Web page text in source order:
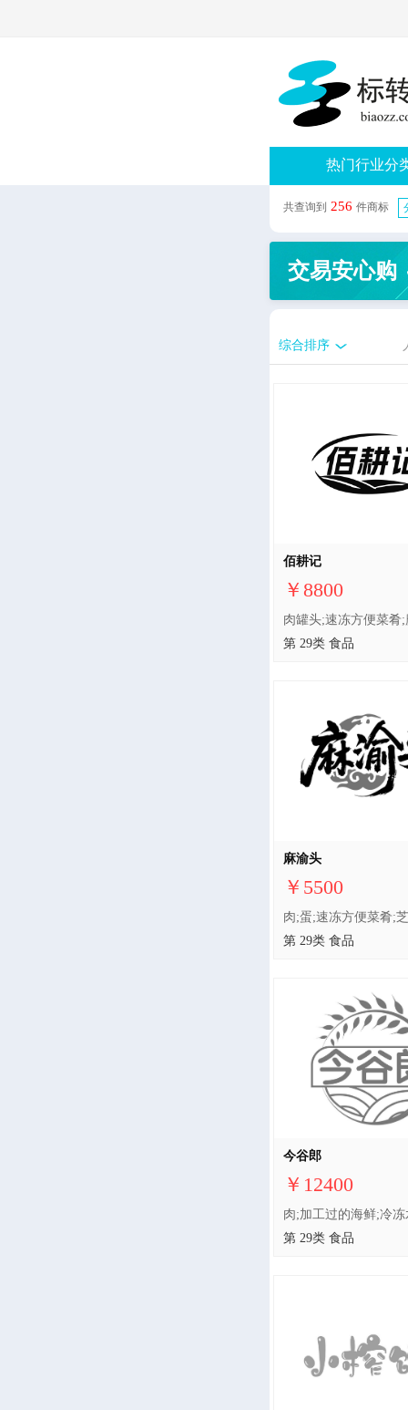
热门行业分
共查询到 256 件商标
交易安心购
综合排序
佰耕记
￥8800
第 29类 食品
麻渝头
￥5500
第 29类 食品
今谷郎
￥12400
第 29类 食品